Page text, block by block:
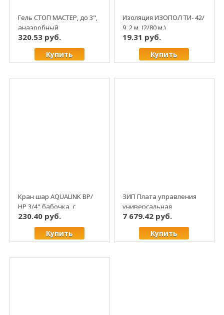
Гель СТОП МАСТЕР, до 3",
анаэробный
уплотнитель, 60 гр,
красный (1/50)
320.53 руб.
Купить
Изоляция ИЗОПОЛ ТИ- 42/
9, 2 м, (2/80 м.)
19.31 руб.
Купить
Кран шар AQUALINK ВР/
НР 3/4" бабочка, с
"американкой", латунь
(5/80)
230.40 руб.
Купить
ЗИП Плата управления
универсальная
ELECTROLUX (AA10040130)
7 679.42 руб.
Купить